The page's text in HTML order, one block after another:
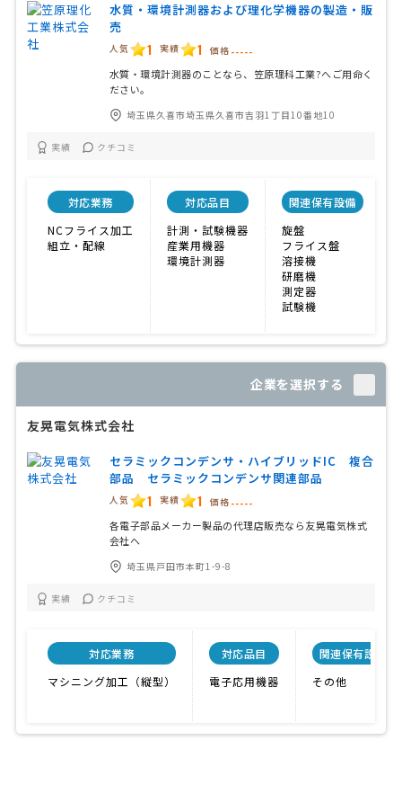
水質・環境計測器および理化学機器の製造・販
売
人気 1 実績 1 価格 -----
水質・環境計測器のことなら、笠原理科工業?へご用命く
ださい。
埼玉県久喜市埼玉県久喜市吉羽1丁目10番地10
実績 クチコミ
対応業務
NCフライス加工
組立・配線
対応品目
計測・試験機器
産業用機器
環境計測器
関連保有設備
旋盤
フライス盤
溶接機
研磨機
測定器
試験機
企業を選択する
友晃電気株式会社
セラミックコンデンサ・ハイブリッドIC 複合
部品 セラミックコンデンサ関連部品
人気 1 実績 1 価格 -----
各電子部品メーカー製品の代理店販売なら友晃電気株式
会社へ
埼玉県戸田市本町1-9-8
実績 クチコミ
対応業務
マシニング加工（縦型）
対応品目
電子応用機器
関連保有設備
その他